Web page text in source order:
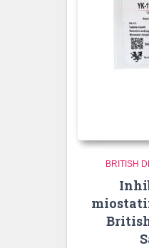
BRITISH